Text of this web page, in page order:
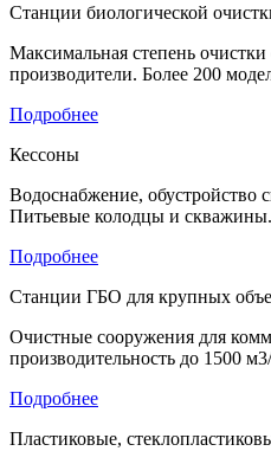
Станции биологической
Максимальная степень
производители. Более 200
Подробнее
Кессоны
Водоснабжение,
Питьевые колодцы и скважины.
Подробнее
Станции ГБО для крупных
Очистные сооружения для
производительность до 1500
Подробнее
Пластиковые,